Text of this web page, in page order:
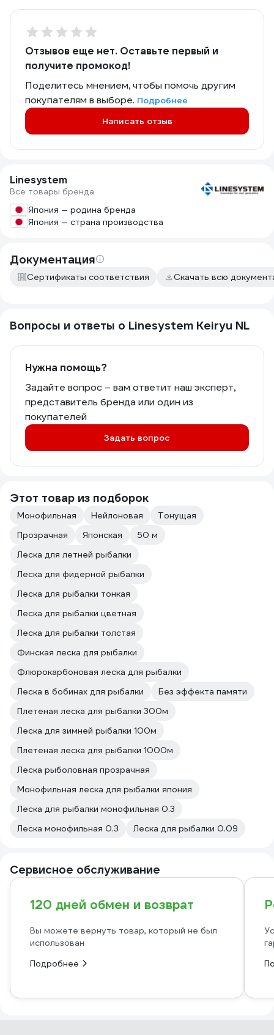
Отзывов еще нет. Оставьте первый и
получите промокод!
Поделитесь мнением, чтобы помочь другим
покупателям в выборе. Подробнее
Написать отзыв
Linesystem
Все товары бренда
Япония — родина бренда
Япония — страна производства
Документация
Сертификаты соответствия Скачать всю
Вопросы и ответы о Linesystem Keiryu NL
Нужна помощь?
Задайте вопрос – вам ответит наш эксперт,
представитель бренда или один из
покупателей
Задать вопрос
Этот товар из подборок
Монофильная Нейлоновая
Тонущая
Прозрачная
Японская
50 м
Леска для летней рыбалки
Леска для фидерной рыбалки
Леска для рыбалки тонкая
Леска для рыбалки цветная
Леска для рыбалки толстая
Финская леска для рыбалки
Флюрокарбоновая леска для рыбалки
Леска в бобинах для рыбалки
Без эффекта памяти
Плетeная леска для рыбалки 300м
Леска для зимней рыбалки 100м
Плетeная леска для рыбалки 1000м
Леска рыболовная прозрачная
Монофильная леска для рыбалки япония
Леска для рыбалки монофильная 0.3
Леска монофильная 0.3
Леска для рыбалки 0.09
Сервисное обслуживание
120 дней обмен и возврат
Вы можете вернуть товар, который не был
использован
Подробнее